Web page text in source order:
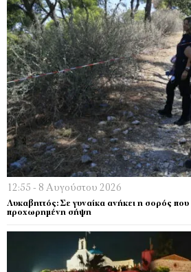
12:55 - 8 Αυγούστου 2026
Λυκαβηττός: Σε γυναίκα ανήκει η σορός που
προχωρημένη σήψη